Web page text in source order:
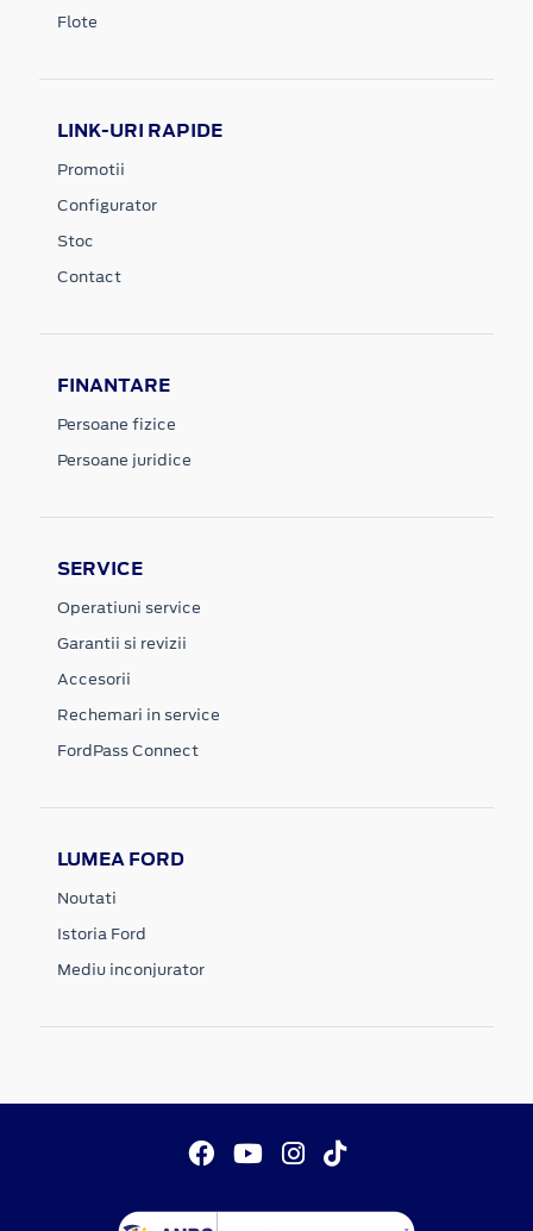
Flote
LINK-URI RAPIDE
Promotii
Configurator
Stoc
Contact
FINANTARE
Persoane fizice
Persoane juridice
SERVICE
Operatiuni service
Garantii si revizii
Accesorii
Rechemari in service
FordPass Connect
LUMEA FORD
Noutati
Istoria Ford
Mediu inconjurator